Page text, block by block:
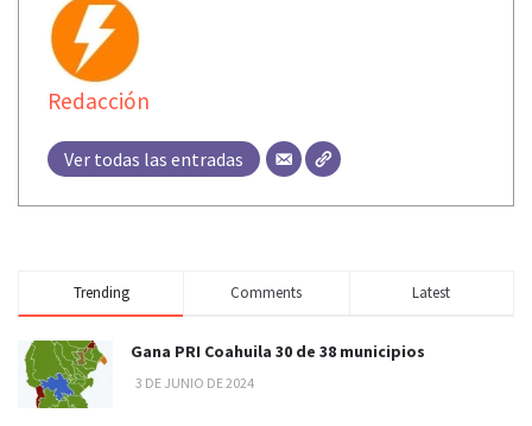
Redacción
Ver todas las entradas
Trending Comments Latest
Gana PRI Coahuila 30 de 38 municipios
3 DE JUNIO DE 2024